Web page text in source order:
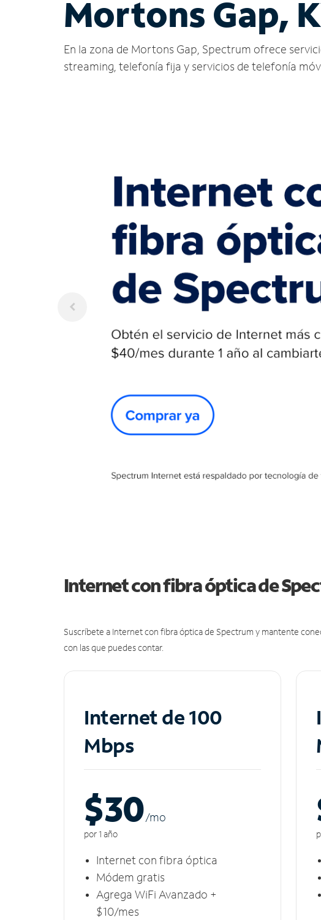
Mortons Gap,
En la zona de Mortons Gap, Spectrum ofrece
streaming, telefonía fija y servicios de telefonía
Internet con fibra óptica de
Suscríbete a Internet con fibra óptica de Spectrum y mantente
con las que puedes contar.
Internet de 100
Mbps
$30/mo
por 1 año
Internet con fibra óptica
Módem gratis
Agrega WiFi Avanzado +
$10/mes